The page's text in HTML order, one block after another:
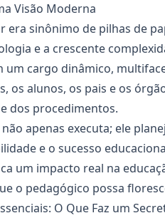
Visão Moderna
era sinônimo de pilhas de
e a crescente
cargo dinâmico,
os alunos, os pais e os
dos procedimentos.
apenas executa; ele
e o sucesso
um impacto real na
o pedagógico possa
O Que Faz um